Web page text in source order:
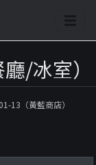
/冰室）
13（黃藍商店）